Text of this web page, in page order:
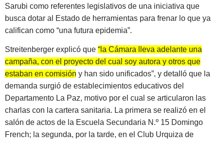
Sarubi como referentes legislativos de una iniciativa que
busca dotar al Estado de herramientas para frenar lo que ya
califican como “una futura epidemia”.
Streitenberger explicó que “la Cámara lleva adelante una
campaña, con el proyecto del cual soy autora y otros que
estaban en comisión y han sido unificados”, y detalló que la
demanda surgió de establecimientos educativos del
Departamento La Paz, motivo por el cual se articularon las
charlas con la cartera sanitaria. La primera se realizó en el
salón de actos de la Escuela Secundaria N.º 15 Domingo
French; la segunda, por la tarde, en el Club Urquiza de